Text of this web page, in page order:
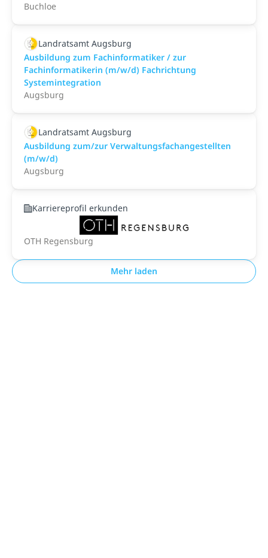
Buchloe
Landratsamt Augsburg
Ausbildung zum Fachinformatiker / zur
Fachinformatikerin (m/w/d) Fachrichtung
Systemintegration
Augsburg
Landratsamt Augsburg
Ausbildung zum/zur Verwaltungsfachangestellten
(m/w/d)
Augsburg
Karriereprofil erkunden
OTH Regensburg
Mehr laden